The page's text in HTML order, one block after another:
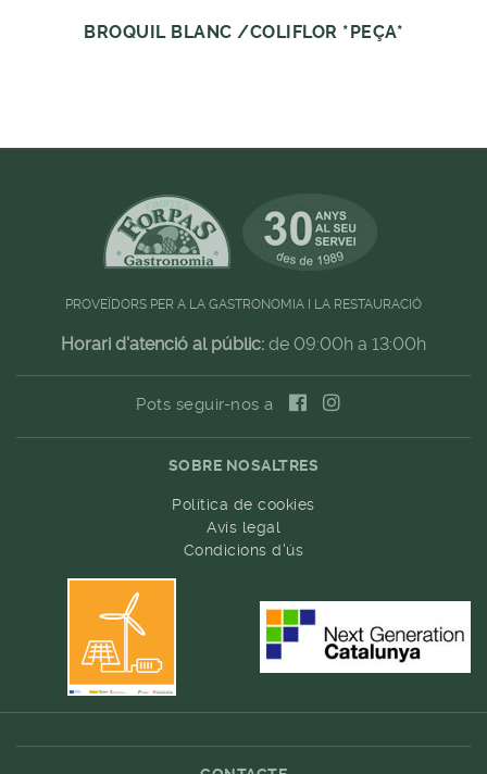
BROQUIL BLANC /COLIFLOR *PEÇA*
PROVEÏDORS PER A LA GASTRONOMIA I LA RESTAURACIÓ
Horari d'atenció al públic: de 09:00h a 13:00h
Pots seguir-nos a
SOBRE NOSALTRES
Política de cookies
Avís legal
Condicions d'ús